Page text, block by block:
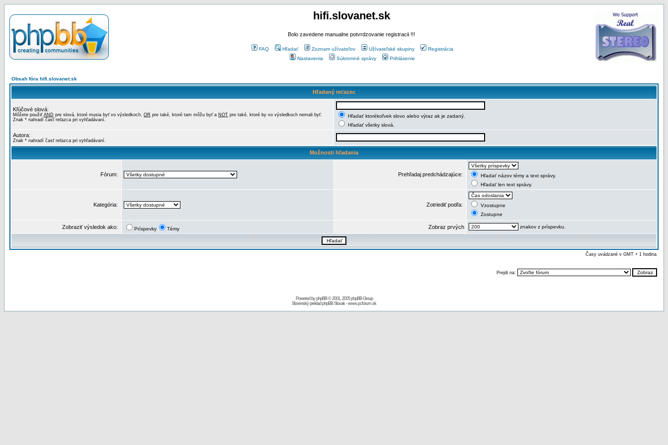
hifi.slovanet.sk
Bolo zavedene manualne potvrdzovanie registracii !!!
FAQ Hľadať Zoznam užívateľov Užívateľské skupiny
Registrácia
Nastavenia
Súkromné správy Prihlásenie
Obsah fóra hifi.slovanet.sk
Hľadaný reťazec
Kľúčové slová:
Môžete použiť AND pre slová, ktoré musia byť vo výsledkoch, OR pre také, ktoré tam môžu byť a NOT pre také, ktoré by vo výsledkoch nemali byť.
Znak * nahradí časť reťazca pri vyhľadávaní.
Hľadať ktorékoľvek slovo alebo výraz ak je zadaný.
Hľadať všetky slová.
Autora:
Znak * nahradí časť reťazca pri vyhľadávaní.
Možnosti hľadania
Fórum: Prehľadaj predchádzajúce:
Hľadať názov témy a text správy.
Hľadať len text správy.
Kategória: Zotriediť podľa:
Vzostupne
Zostupne
Zobraziť výsledok ako: Príspevky Témy Zobraz prvých znakov z príspevku.
Časy uvádzané v GMT + 1 hodina
Prejdi na:
Powered byphpBB© 2001, 2005 phpBB Group
Slovenský preklad phpBB Slovak-www.pcforum.sk